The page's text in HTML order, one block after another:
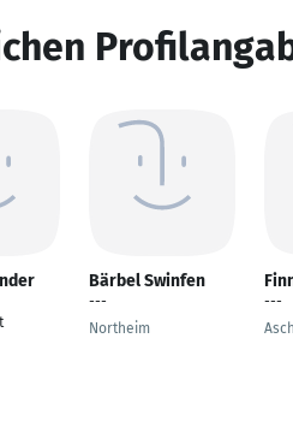
Bärbel Swinfen
---
Northeim
---